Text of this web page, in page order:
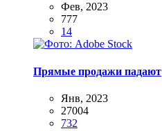
Фев, 2023
777
14
Прямые продажи падают
Янв, 2023
27004
732